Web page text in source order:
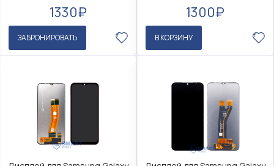
1330₽
ЗАБРОНИРОВАТЬ
1300₽
В КОРЗИНУ